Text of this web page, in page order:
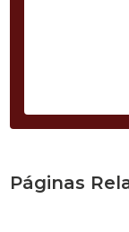
Páginas